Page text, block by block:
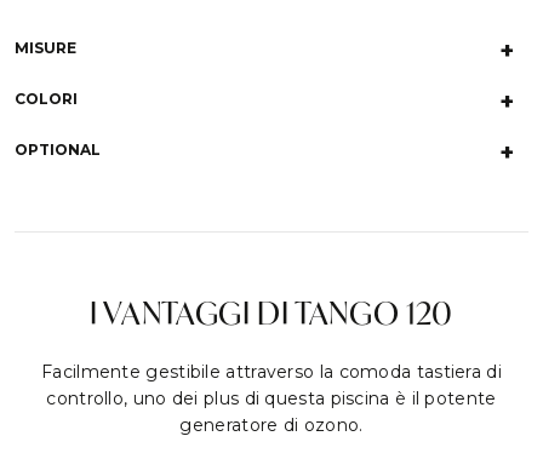
MISURE
COLORI
OPTIONAL
I VANTAGGI DI TANGO 120
Facilmente gestibile attraverso la comoda tastiera di
controllo, uno dei plus di questa piscina è il potente
generatore di ozono.